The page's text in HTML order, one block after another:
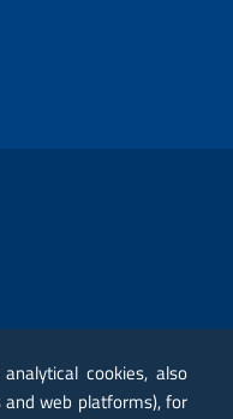
cookies, also
web platforms), for